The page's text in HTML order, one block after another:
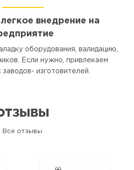
внедрение на
оборудования, валидацию,
Если нужно, привлекаем
изготовителей.
Все отзывы